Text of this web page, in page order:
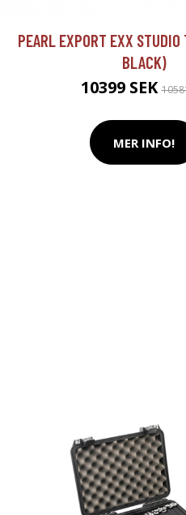
PEARL EXPORT EXX
BLACK)
10399 SEK
MER INFO!